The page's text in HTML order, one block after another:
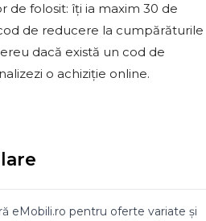
de folosit: îți ia maxim 30 de
de reducere la cumpărăturile
dacă există un cod de
o achiziție online.
eMobili.ro pentru oferte variate și